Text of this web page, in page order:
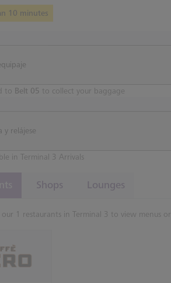
10 minutes
to Belt 05 to collect your baggage
y relájese
in Terminal 3 Arrivals
Shops Lounges
1 restaurants in Terminal 3 to view menus or